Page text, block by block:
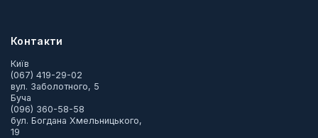
Контакти
Київ
(067) 419-29-02
вул. Заболотного, 5
Буча
(096) 360-58-58
бул. Богдана Хмельницького,
19